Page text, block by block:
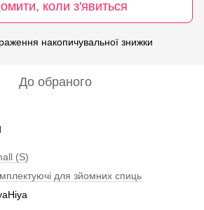
коли з'явиться
накопичувальної знижки
До обраного
(S)
для зйомних спиць